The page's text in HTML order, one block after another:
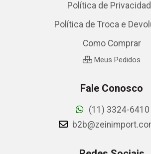
Política de
Política de Troca e
Como Comprar
Meus Pedidos
Fale Conosco
(11) 3324-6410